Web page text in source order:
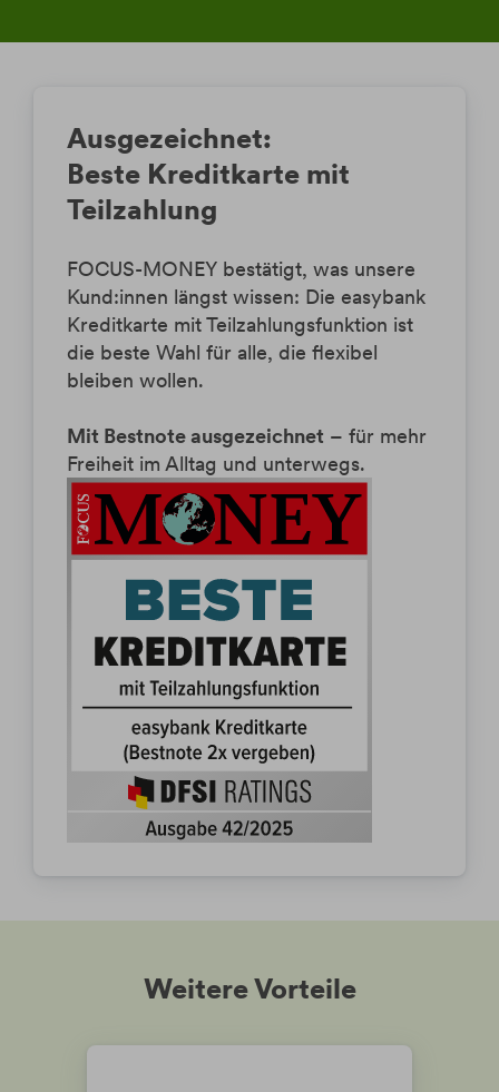
Ausgezeichnet:
Beste Kreditkarte mit
Teilzahlung
FOCUS-MONEY bestätigt, was unsere
Kund:innen längst wissen: Die easybank
Kreditkarte mit Teilzahlungsfunktion ist
die beste Wahl für alle, die flexibel
bleiben wollen.
Mit Bestnote ausgezeichnet – für mehr
Freiheit im Alltag und unterwegs.
Weitere Vorteile